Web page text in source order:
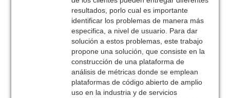
resultados, porlo cual es importante
identificar los problemas de manera más
especifica, a nivel de usuario. Para dar
solución a estos problemas, este trabajo
propone una solución, que consiste en la
construcción de una plataforma de
análisis de métricas donde se emplean
plataformas de código abierto de amplio
uso en la industria y de servicios